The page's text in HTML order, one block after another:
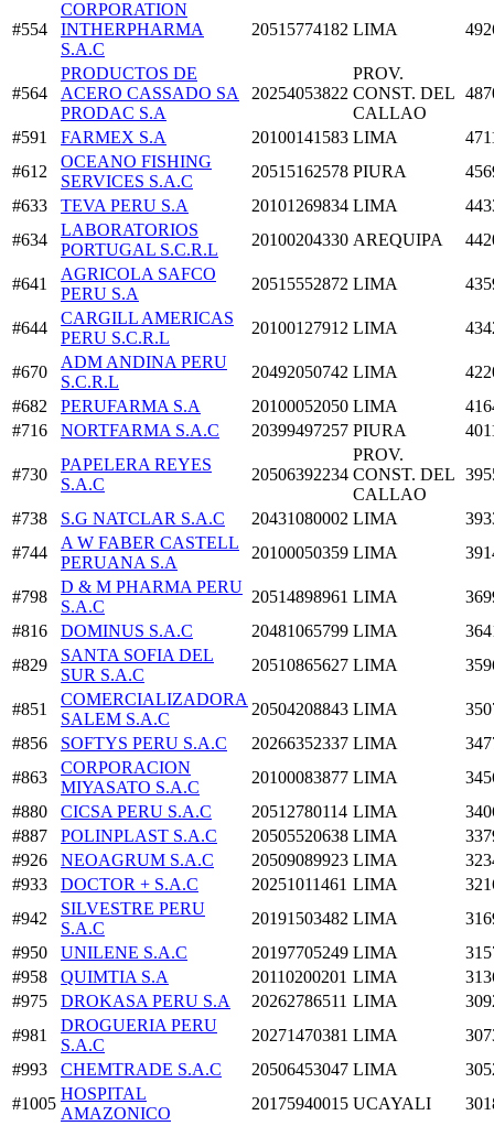
#554
CORPORATION
INTHERPHARMA
S.A.C
20515774182 LIMA
#564
PRODUCTOS DE
ACERO CASSADO SA
PRODAC S.A
20254053822
PROV.
CONST. DEL
CALLAO
#591 FARMEX S.A 20100141583 LIMA
#612
OCEANO FISHING
SERVICES S.A.C
20515162578 PIURA
#633
TEVA PERU S.A 20101269834 LIMA
#634
LABORATORIOS
PORTUGAL S.C.R.L
20100204330 AREQUIPA
#641
AGRICOLA SAFCO
PERU S.A
20515552872 LIMA
#644
CARGILL AMERICAS
PERU S.C.R.L
20100127912 LIMA
#670
ADM ANDINA PERU
S.C.R.L
20492050742 LIMA
#682
PERUFARMA S.A 20100052050 LIMA
#716
NORTFARMA S.A.C 20399497257 PIURA
#730
PAPELERA REYES
S.A.C
20506392234
PROV.
CONST. DEL
CALLAO
#738 S.G NATCLAR S.A.C 20431080002 LIMA
#744
A W FABER CASTELL
PERUANA S.A
20100050359 LIMA
#798
D & M PHARMA PERU
S.A.C
20514898961 LIMA
#816
DOMINUS S.A.C 20481065799 LIMA
#829
SANTA SOFIA DEL
SUR S.A.C
20510865627 LIMA
#851
COMERCIALIZADORA
SALEM S.A.C
20504208843 LIMA
#856
SOFTYS PERU S.A.C 20266352337 LIMA
#863
CORPORACION
MIYASATO S.A.C
20100083877 LIMA
#880
CICSA PERU S.A.C 20512780114 LIMA
#887
POLINPLAST S.A.C 20505520638 LIMA
#926
NEOAGRUM S.A.C 20509089923 LIMA
#933
DOCTOR + S.A.C 20251011461 LIMA
#942
SILVESTRE PERU
S.A.C
20191503482 LIMA
#950
UNILENE S.A.C 20197705249 LIMA
#958
QUIMTIA S.A 20110200201 LIMA
#975
DROKASA PERU S.A 20262786511 LIMA
#981
DROGUERIA PERU
S.A.C
20271470381 LIMA
#993
CHEMTRADE S.A.C 20506453047 LIMA
#1005
HOSPITAL
AMAZONICO
20175940015 UCAYALI